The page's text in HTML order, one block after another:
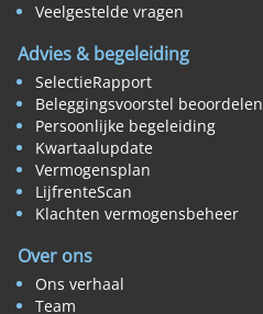
Veelgestelde vragen
Advies & begeleiding
SelectieRapport
Beleggingsvoorstel beoordelen
Persoonlijke begeleiding
Kwartaalupdate
Vermogensplan
LijfrenteScan
Klachten vermogensbeheer
Over ons
Ons verhaal
Team